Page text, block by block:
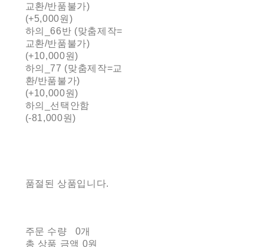
교환/반품불가)
(+5,000원)
하의_66반 (맞춤제작=
교환/반품불가)
(+10,000원)
하의_77 (맞춤제작=교
환/반품불가)
(+10,000원)
하의_선택안함
(-81,000원)
품절된 상품입니다.
주문 수량
0개
총 상품 금액 0원